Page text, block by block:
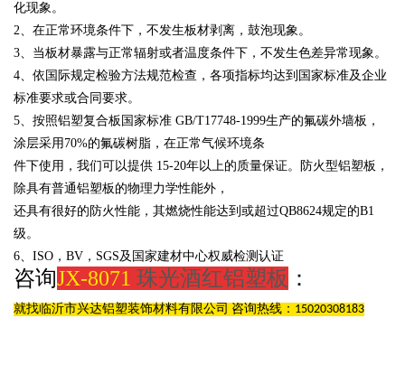
化现象。
2、在正常环境条件下，不发生板材剥离，鼓泡现象。
3、当板材暴露与正常辐射或者温度条件下，不发生色差异常现象。
4、依国际规定检验方法规范检查，各项指标均达到国家标准及企业
标准要求或合同要求。
5、按照铝塑复合板国家标准 GB/T17748-1999生产的氟碳外墙板，
涂层采用 70%的氟碳树脂，在正常气候环境条
件下使用，我们可以提供 15-20年以上的质量保证。防火型铝塑板，
除具有普通铝塑板的物理力学性能外，
还具有很好的防火性能，其燃烧性能达到或超过QB8624规定的B1
级。
6、 ISO，BV，SGS及国家建材中心权威检测认证
咨询JX-8071 珠光酒红铝塑板 ：
就找临沂市兴达铝塑装饰材料有限公司 咨询热线：15020308183